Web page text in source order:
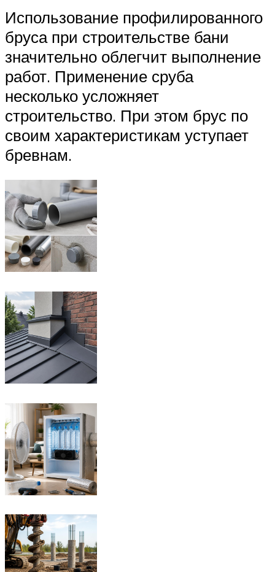
Использование профилированного
бруса при строительстве бани
значительно облегчит выполнение
работ. Применение сруба
несколько усложняет
строительство. При этом брус по
своим характеристикам уступает
бревнам.